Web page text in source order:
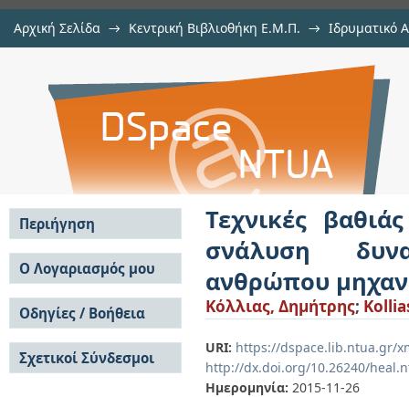
Αρχική Σελίδα → Κεντρική Βιβλιοθήκη Ε.Μ.Π. → Ιδρυματικό
Τεχνικές βαθιάς
δυναισθήματος στην
Τεχνικές
σνάλυση
ανθρώπου
Κόλλιας, Δημήτρης;
URI: https://dspace.lib.ntua.gr/
http://dx.doi.org/10.26240/
Ημερομηνία: 2015-11-26
Περιήγηση
Σε όλο το DSpace
Κοινότητες & Συλλογές
Ανά Ημερομηνία
Έκδοσης
Συγγραφείς
Τίτλοι
Θέματα
Ο Λογαριασμός μου
Σύνδεση
Εγγραφή
Οδηγίες / Βοήθεια
Οδηγίες Υποβολής
Οδηγίες Χρήσης ΙΑ
Συχνές Ερωτήσεις
Σχετικοί Σύνδεσμοι